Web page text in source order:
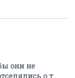
они не
о т